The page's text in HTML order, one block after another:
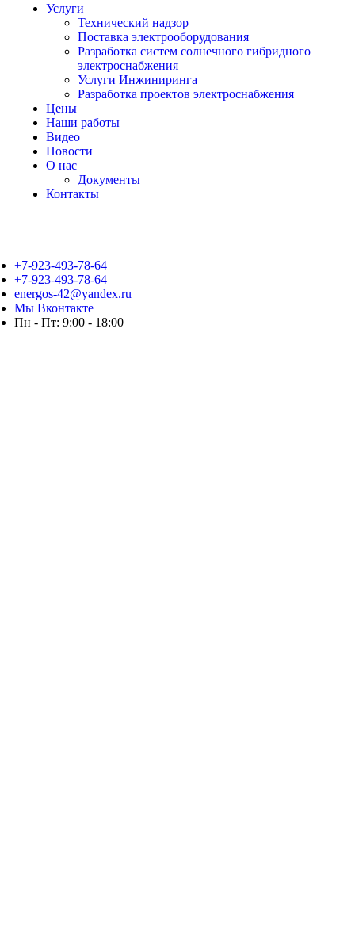
Услуги
Технический надзор
Поставка электрооборудования
Разработка систем солнечного гибридного
электроснабжения
Услуги Инжиниринга
Разработка проектов электроснабжения
Цены
Наши работы
Видео
Новости
О нас
Документы
Контакты
+7-923-493-78-64
+7-923-493-78-64
energos-42@yandex.ru
Мы Вконтакте
Пн - Пт: 9:00 - 18:00